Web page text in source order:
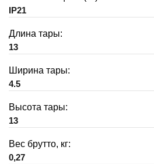
IP21
Длина тары:
13
Ширина тары:
4.5
Высота тары:
13
Вес брутто, кг:
0,27